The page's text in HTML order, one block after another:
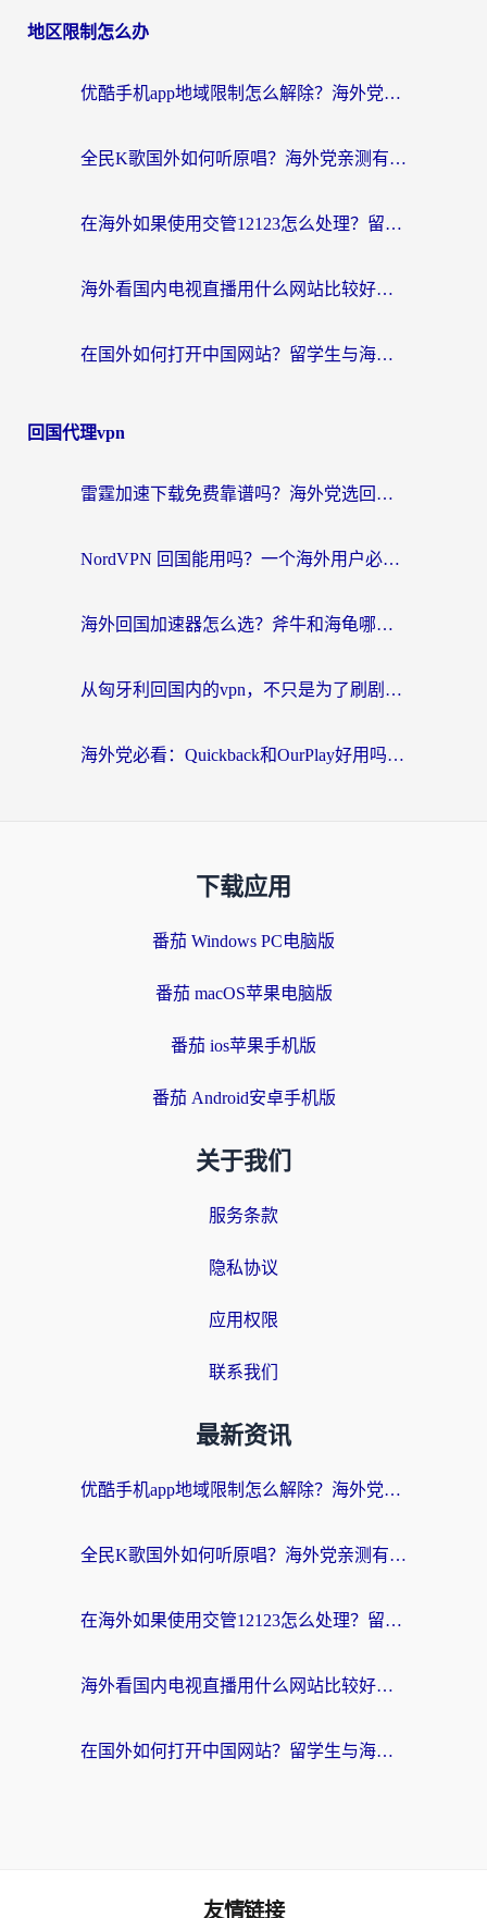
地区限制怎么办
优酷手机app地域限制怎么解除？海外党亲测有效的追剧方案
全民K歌国外如何听原唱？海外党亲测有效的回国加速器选择指南
在海外如果使用交管12123怎么处理？留学生亲测有效的回国加速方案
海外看国内电视直播用什么网站比较好？一篇解决你所有追剧难题的实用指南
在国外如何打开中国网站？留学生与海外华人的无缝访问指南
回国代理vpn
雷霆加速下载免费靠谱吗？海外党选回国加速器的避坑指南（附热门工具对比）
NordVPN 回国能用吗？一个海外用户必须面对的真实困境
海外回国加速器怎么选？斧牛和海龟哪个好？一篇帮你避开坑的实用指南
从匈牙利回国内的vpn，不只是为了刷剧那么简单
海外党必看：Quickback和OurPlay好用吗？3分钟选对回国加速器，无缝刷剧玩游戏
下载应用
番茄 Windows PC电脑版
番茄 macOS苹果电脑版
番茄 ios苹果手机版
番茄 Android安卓手机版
关于我们
服务条款
隐私协议
应用权限
联系我们
最新资讯
优酷手机app地域限制怎么解除？海外党亲测有效的追剧方案
全民K歌国外如何听原唱？海外党亲测有效的回国加速器选择指南
在海外如果使用交管12123怎么处理？留学生亲测有效的回国加速方案
海外看国内电视直播用什么网站比较好？一篇解决你所有追剧难题的实用指南
在国外如何打开中国网站？留学生与海外华人的无缝访问指南
友情链接